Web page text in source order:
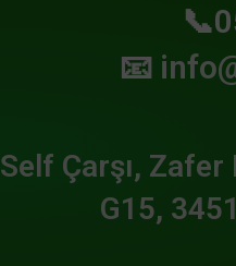
📧
Self Çarşı,
G15,